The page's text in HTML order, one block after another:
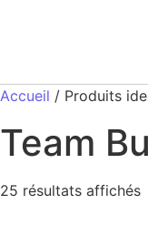
Accueil / Produits
Team
25 résultats affichés